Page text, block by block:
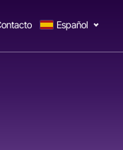
Español